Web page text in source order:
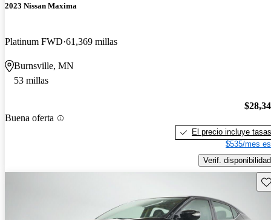
2023 Nissan Maxima
Platinum FWD 61,369 millas
Burnsville, MN
53 millas
Buena oferta
El precio incluye tasas
$535/mes
Verif. disponibilidad